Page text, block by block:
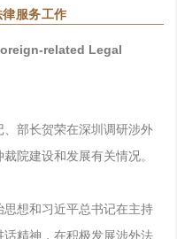
服务工作
related Legal
部长贺荣在深圳调研涉外
院建设和发展有关情况。
想和习近平总书记在主持
精神，在积极发展涉外法